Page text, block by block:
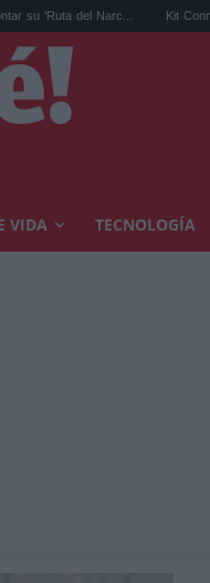
Narc... Kit Connor será
VIDA TECNOLOGÍA